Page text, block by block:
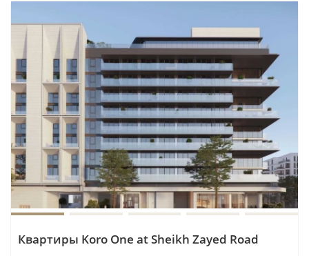
Квартиры Koro One at Sheikh Zayed Road